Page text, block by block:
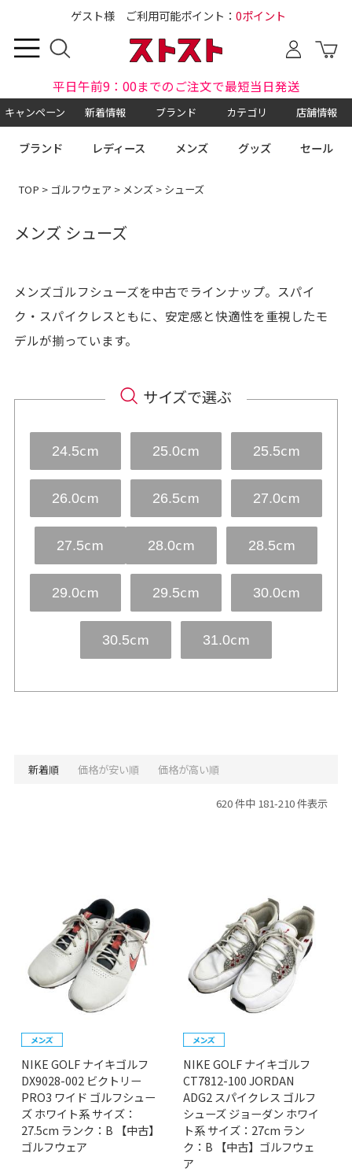
ゲスト様 ご利用可能ポイント： 0ポイント
平日午前9：00までのご注文で最短当日発送
キャンペーン 新着情報 ブランド カテゴリ 店舗情報
ブランド レディース メンズ グッズ セール
TOP > ゴルフウェア > メンズ> シューズ
メンズ シューズ
メンズゴルフシューズを中古でラインナップ。スパイ
ク・スパイクレスともに、安定感と快適性を重視したモ
デルが揃っています。
サイズで選ぶ
24.5cm 25.0cm 25.5cm
26.0cm 26.5cm 27.0cm
27.5cm 28.0cm 28.5cm
29.0cm 29.5cm 30.0cm
30.5cm 31.0cm
新着順 価格が安い順 価格が高い順
620 件中 181-210 件表示
NIKE GOLF ナイキゴルフ
DX9028-002 ビクトリー
PRO3 ワイド ゴルフシュー
ズ ホワイト系 サイズ：
27.5cm ランク：B 【中古】
ゴルフウェア
NIKE GOLF ナイキゴルフ
CT7812-100 JORDAN
ADG2 スパイクレス ゴルフ
シューズ ジョーダン ホワイ
ト系 サイズ：27cm ラン
ク：B 【中古】ゴルフウェ
ア